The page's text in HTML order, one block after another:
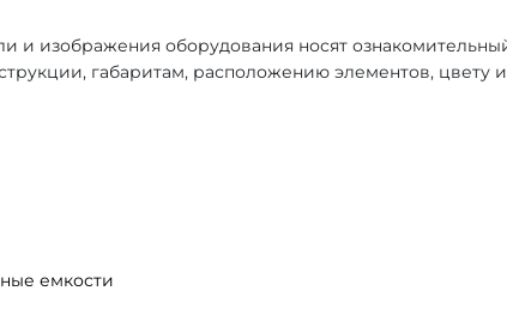
и изображения оборудования носят
габаритам, расположению элементов,
емкости